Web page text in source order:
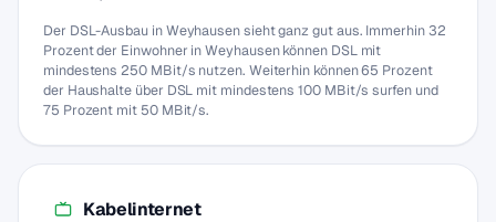
Der DSL-Ausbau in Weyhausen sieht ganz gut aus. Immerhin 32
Prozent der Einwohner in Weyhausen können DSL mit
mindestens 250 MBit/s nutzen. Weiterhin können 65 Prozent
der Haushalte über DSL mit mindestens 100 MBit/s surfen und
75 Prozent mit 50 MBit/s.
Kabelinternet